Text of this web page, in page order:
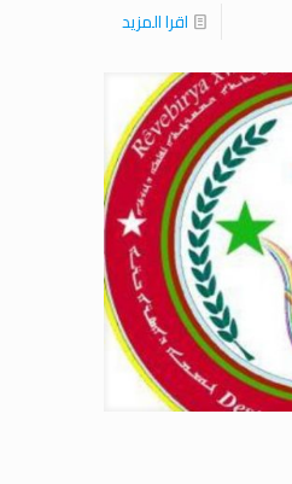
اقرا المزيد